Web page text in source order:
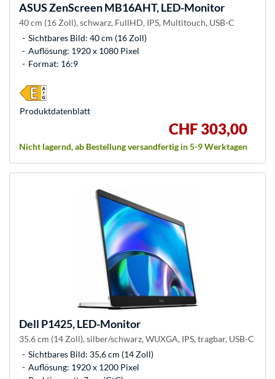
ASUSZenScreen MB16AHT, LED-Monitor
40 cm (16 Zoll), schwarz, FullHD, IPS, Multitouch, USB-C
Sichtbares Bild: 40 cm (16 Zoll)
Auflösung: 1920 x 1080 Pixel
Format: 16:9
CHF 303,00
Nicht lagernd, ab Bestellung versandfertig in 5-9 Werktagen
Produkt­datenblatt
Dell P1425, LED-Monitor
35.6 cm (14 Zoll), silber/schwarz, WUXGA, IPS, tragbar, USB-C
Sichtbares Bild: 35,6 cm (14 Zoll)
Auflösung: 1920 x 1200 Pixel